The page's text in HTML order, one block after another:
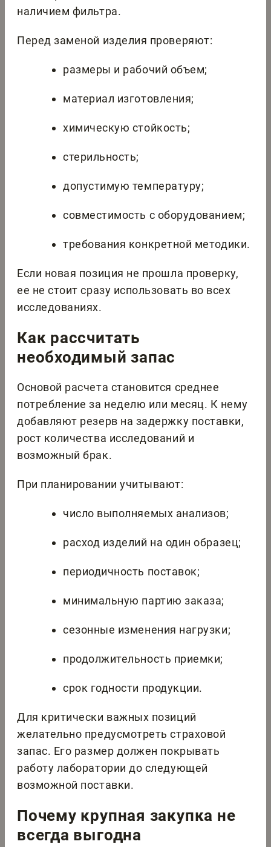
наличием фильтра.
Перед заменой изделия проверяют:
размеры и рабочий объем;
материал изготовления;
химическую стойкость;
стерильность;
допустимую температуру;
совместимость с оборудованием;
требования конкретной методики.
Если новая позиция не прошла проверку,
ее не стоит сразу использовать во всех
исследованиях.
Как рассчитать
необходимый запас
Основой расчета становится среднее
потребление за неделю или месяц. К нему
добавляют резерв на задержку поставки,
рост количества исследований и
возможный брак.
При планировании учитывают:
число выполняемых анализов;
расход изделий на один образец;
периодичность поставок;
минимальную партию заказа;
сезонные изменения нагрузки;
продолжительность приемки;
срок годности продукции.
Для критически важных позиций
желательно предусмотреть страховой
запас. Его размер должен покрывать
работу лаборатории до следующей
возможной поставки.
Почему крупная закупка не
всегда выгодна